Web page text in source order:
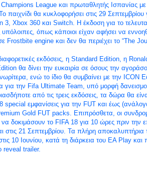
League και πρωταθλητής Ισπανίας
παιχνίδι θα κυκλοφορήσει στις 29
Xbox 360 και Switch. Η έκδοση για το
υπόλοιπες, όπως κάποιοι είχαν αφήσει να
Frostbite engine και δεν θα περιέχει το “The
εκδόσεις, η Standard Edition, η
θα δίνει την ευκαιρία σε όσους την
νωρίτερα, ενώ το ίδιο θα συμβαίνει με την ICON
για την Fifa Ultimate Team, υπό μορφή
από τις τρεις εκδόσεις, τα δώρα θα
special εμφανίσεις για την FUT και έως
Gold FUT packs. Επιπρόσθετα, οι
δοκιμάσουν το FIFA 18 για 10 ώρες πριν την
στις 21 Σεπτεμβρίου. Τα πλήρη αποκαλυπτήρια
10 Ιουνίου, κατά τη διάρκεια του ΕΑ Play
reveal trailer.